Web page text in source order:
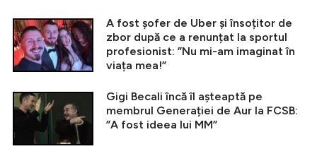
A fost șofer de Uber și însoțitor de
zbor după ce a renunțat la sportul
profesionist: ”Nu mi-am imaginat în
viața mea!”
Gigi Becali încă îl așteaptă pe
membrul Generației de Aur la FCSB:
”A fost ideea lui MM”